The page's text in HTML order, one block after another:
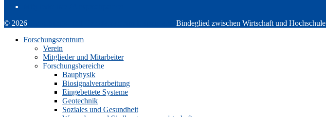
© 2026
Bindeglied zwischen Wirtschaft und Hochschule
Forschungszentrum
Verein
Mitglieder und Mitarbeiter
Forschungsbereiche
Bauphysik
Biosignalverarbeitung
Eingebettete Systeme
Geotechnik
Soziales und Gesundheit